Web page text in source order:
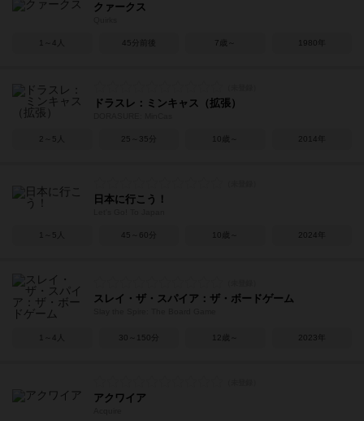
クァークス
1～4人 45分前後 7歳～ 1980年
ドラスレ：ミンキャス（拡張）
2～5人 25～35分 10歳～ 2014年
日本に行こう！
1～5人 45～60分 10歳～ 2024年
スレイ・ザ・スパイア：ザ・ボードゲーム
1～4人 30～150分 12歳～ 2023年
アクワイア